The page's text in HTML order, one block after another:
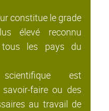
constitue le grade
élevé reconnu
les pays du
est
faire ou des
au travail de